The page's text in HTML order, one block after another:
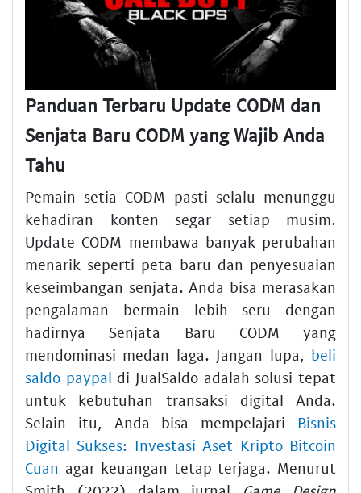
Panduan Terbaru Update CODM dan
Senjata Baru CODM yang Wajib Anda
Tahu
Pemain setia CODM pasti selalu menunggu
kehadiran konten segar setiap musim.
Update CODM membawa banyak perubahan
menarik seperti peta baru dan penyesuaian
keseimbangan senjata. Anda bisa merasakan
pengalaman bermain lebih seru dengan
hadirnya Senjata Baru CODM yang
mendominasi medan laga. Jangan lupa, beli
saldo paypal di JualSaldo adalah solusi tepat
untuk kebutuhan transaksi digital Anda.
Selain itu, Anda bisa mempelajari Bisnis
Digital Sukses: Investasi Aset Kripto Bitcoin
Cuan agar keuangan tetap terjaga. Menurut